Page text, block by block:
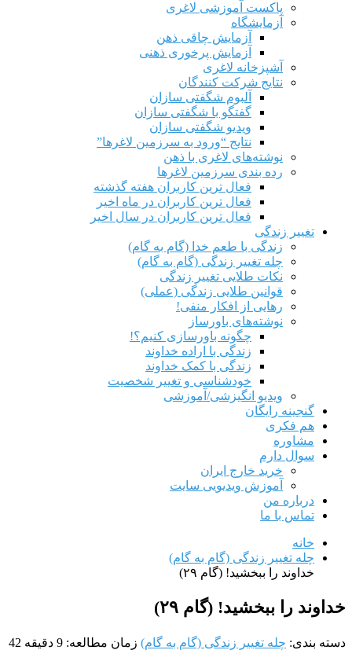
پاکست آموزشی لاغری
آزمایشگاه
آزمایش چاقی ذهن
آزمایش پرخوری ذهنی
آشپزخانه لاغری
نتایج شرکت کنندگان
آلبوم شگفتی سازان
گفتگو با شگفتی سازان
ویدیو شگفتی سازان
نتایج “ورود به سرزمین لاغرها”
نوشته‌های لاغری با ذهن
رده بندی سرزمین لاغرها
فعال ترین کاربران هفته گذشته
فعال ترین کاربران در ماه اخیر
فعال ترین کاربران در سال اخیر
تغییر زندگی
زندگی با طعم خدا (گام به گام)
چله تغییر زندگی (گام به گام)
نکات طلایی تغییر زندگی
قوانین طلایی زندگی (عملی)
رهایی از افکار منفی!
نوشته‌های باورساز
چگونه باورسازی کنیم؟!
زندگی با اراده خداوند
زندگی با کمک خداوند
خودشناسی و تغییر شخصیت
ویدیو انگیزشی/آموزشی
گنجینه رایگان
هم‌ فکری
مشاوره
سوال دارم
خرید خارج ایران
آموزش ویدیویی سایت
درباره من
تماس با ما
خانه
چله تغییر زندگی (گام به گام)
خداوند را ببخشید! (گام ۲۹)
خداوند را ببخشید! (گام ۲۹)
دسته بندی: چله تغییر زندگی (گام به گام) زمان مطالعه: 9 دقیقه
42